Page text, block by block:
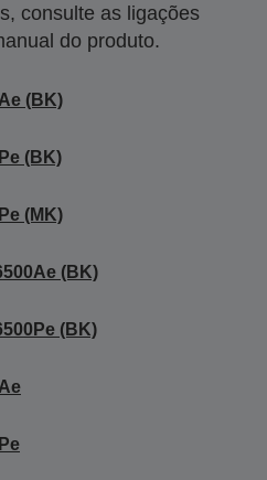
consulte as ligações
do produto.
(BK)
(BK)
(MK)
(BK)
(BK)